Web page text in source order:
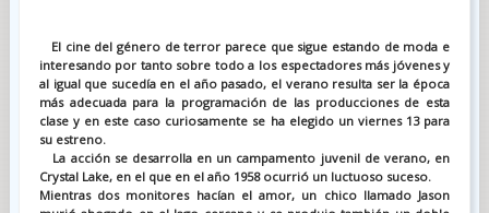
El cine del género de terror parece que sigue estando de moda e
interesando por tanto sobre todo a los espectadores más jóvenes y
al igual que sucedía en el año pasado, el verano resulta ser la época
más adecuada para la programación de las producciones de esta
clase y en este caso curiosamente se ha elegido un viernes 13 para
su estreno.
La acción se desarrolla en un campamento juvenil de verano, en
Crystal Lake, en el que en el año 1958 ocurrió un luctuoso suceso.
Mientras dos monitores hacían el amor, un chico llamado Jason